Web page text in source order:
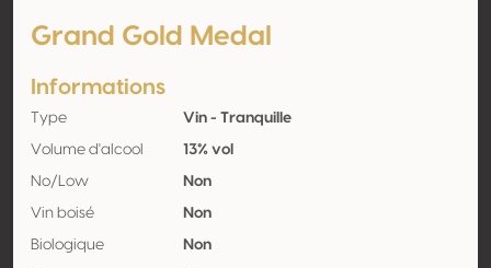
Grand Gold Medal
Informations
Type Vin - Tranquille
Volume d'alcool 13% vol
No/Low Non
Vin boisé Non
Biologique Non